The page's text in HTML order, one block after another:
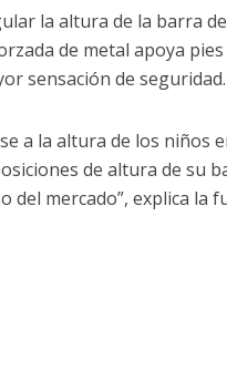
la altura de la barra
de metal apoya
sensación de seguridad.
a la altura de los niños
de altura de su
del mercado”, explica la